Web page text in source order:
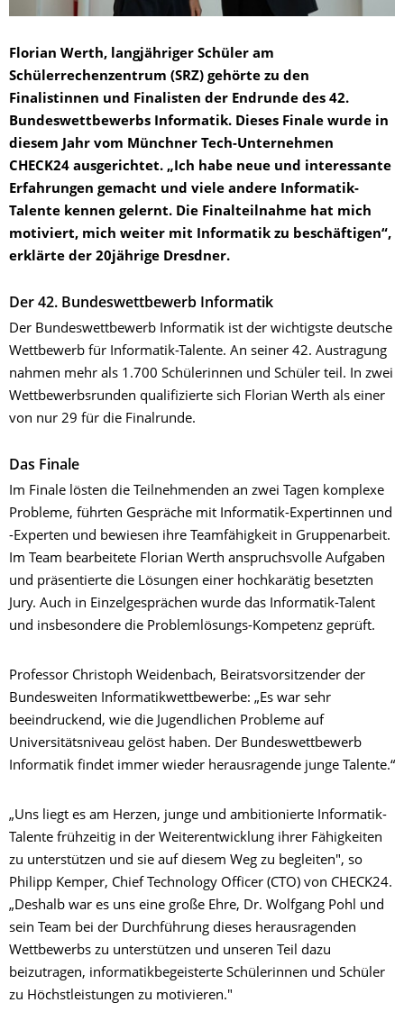
Florian Werth, langjähriger Schüler am
Schülerrechenzentrum (SRZ) gehörte zu den
Finalistinnen und Finalisten der Endrunde des 42.
Bundeswettbewerbs Informatik. Dieses Finale wurde in
diesem Jahr vom Münchner Tech-Unternehmen
CHECK24 ausgerichtet. „Ich habe neue und interessante
Erfahrungen gemacht und viele andere Informatik-
Talente kennen gelernt. Die Finalteilnahme hat mich
motiviert, mich weiter mit Informatik zu beschäftigen“,
erklärte der 20jährige Dresdner.
Der 42. Bundeswettbewerb Informatik
Der Bundeswettbewerb Informatik ist der wichtigste deutsche
Wettbewerb für Informatik-Talente. An seiner 42. Austragung
nahmen mehr als 1.700 Schülerinnen und Schüler teil. In zwei
Wettbewerbsrunden qualifizierte sich Florian Werth als einer
von nur 29 für die Finalrunde.
Das Finale
Im Finale lösten die Teilnehmenden an zwei Tagen komplexe
Probleme, führten Gespräche mit Informatik-Expertinnen und
-Experten und bewiesen ihre Teamfähigkeit in Gruppenarbeit.
Im Team bearbeitete Florian Werth anspruchsvolle Aufgaben
und präsentierte die Lösungen einer hochkarätig besetzten
Jury. Auch in Einzelgesprächen wurde das Informatik-Talent
und insbesondere die Problemlösungs-Kompetenz geprüft.
Professor Christoph Weidenbach, Beiratsvorsitzender der
Bundesweiten Informatikwettbewerbe: „Es war sehr
beeindruckend, wie die Jugendlichen Probleme auf
Universitätsniveau gelöst haben. Der Bundeswettbewerb
Informatik findet immer wieder herausragende junge Talente.“
„Uns liegt es am Herzen, junge und ambitionierte Informatik-
Talente frühzeitig in der Weiterentwicklung ihrer Fähigkeiten
zu unterstützen und sie auf diesem Weg zu begleiten", so
Philipp Kemper, Chief Technology Officer (CTO) von CHECK24.
„Deshalb war es uns eine große Ehre, Dr. Wolfgang Pohl und
sein Team bei der Durchführung dieses herausragenden
Wettbewerbs zu unterstützen und unseren Teil dazu
beizutragen, informatikbegeisterte Schülerinnen und Schüler
zu Höchstleistungen zu motivieren."